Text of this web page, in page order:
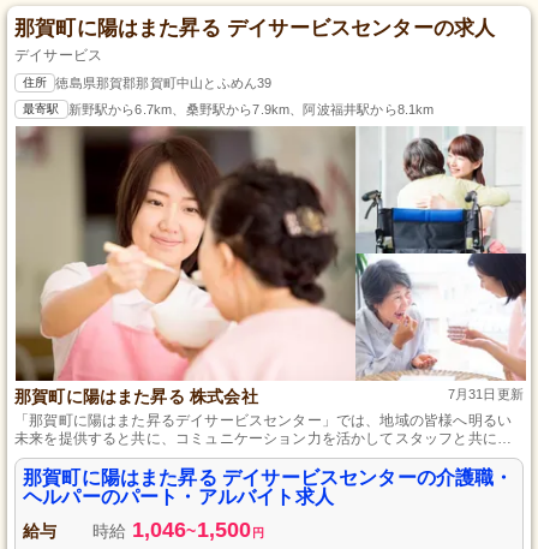
那賀町に陽はまた昇る デイサービスセンターの求人
デイサービス
住所 徳島県那賀郡那賀町中山とふめん39
最寄駅 新野駅から6.7km、桑野駅から7.9km、阿波福井駅から8.1km
那賀町に陽はまた昇る 株式会社 7月31日更新
「那賀町に陽はまた昇るデイサービスセンター」では、地域の皆様へ明るい
未来を提供すると共に、コミュニケーション力を活かしてスタッフと共に働
く方を募集しています。未経験者も歓迎し、シフトはご相談に応じます。
那賀町に陽はまた昇る デイサービスセンターの介護職・
ヘルパーのパート・アルバイト求人
給与 時給 1,046~1,500 円